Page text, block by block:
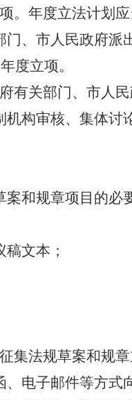
。年度立法计划
、市人民政府
度立项。
有关部门、市人
构审核、集体
案和规章项目的
文本；
集法规草案和规章
电子邮件等方